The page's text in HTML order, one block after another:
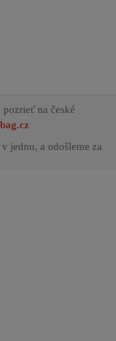
pozrieť na české
jednu, a odošleme za